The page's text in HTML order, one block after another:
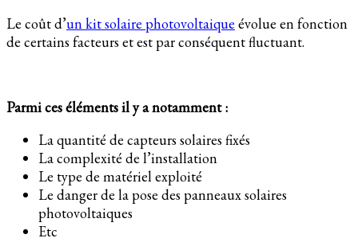
Le coût d’un kit solaire photovoltaique évolue en fonction
de certains facteurs et est par conséquent fluctuant.
Parmi ces éléments il y a notamment :
La quantité de capteurs solaires fixés
La complexité de l’installation
Le type de matériel exploité
Le danger de la pose des panneaux solaires
photovoltaiques
Etc